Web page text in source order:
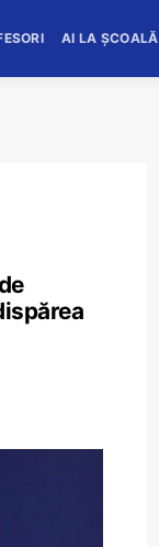
AI LA ȘCOALĂ